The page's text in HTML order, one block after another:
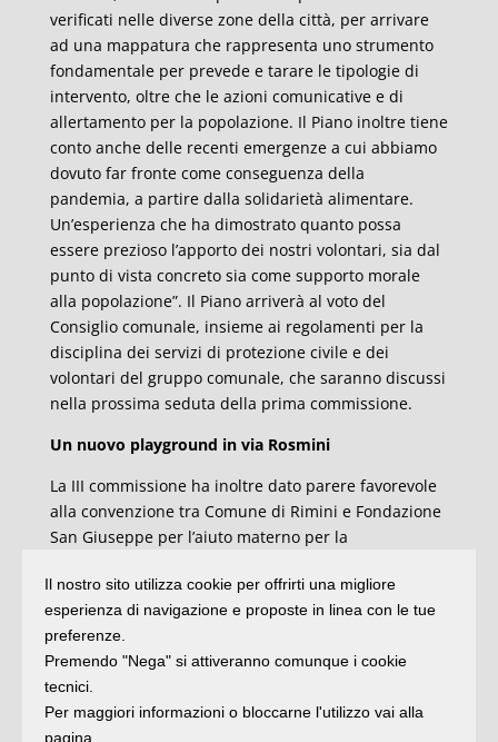
verificati nelle diverse zone della città, per arrivare
ad una mappatura che rappresenta uno strumento
fondamentale per prevede e tarare le tipologie di
intervento, oltre che le azioni comunicative e di
allertamento per la popolazione. Il Piano inoltre tiene
conto anche delle recenti emergenze a cui abbiamo
dovuto far fronte come conseguenza della
pandemia, a partire dalla solidarietà alimentare.
Un’esperienza che ha dimostrato quanto possa
essere prezioso l’apporto dei nostri volontari, sia dal
punto di vista concreto sia come supporto morale
alla popolazione”. Il Piano arriverà al voto del
Consiglio comunale, insieme ai regolamenti per la
disciplina dei servizi di protezione civile e dei
volontari del gruppo comunale, che saranno discussi
nella prossima seduta della prima commissione.
Un nuovo playground in via Rosmini
La III commissione ha inoltre dato parere favorevole
alla convenzione tra Comune di Rimini e Fondazione
San Giuseppe per l’aiuto materno per la
residenziale in via Rosmini, zona Marebello.
L’accordo prevede che all’Amministrazione Comunale
venga ceduta gratuitamente dal soggetto attuatore
un’area pari ad almeno il 55% della superficie. L’area
sarà destinata a verde pubblico ed è prevista
sempre a carico della proprietà la realizzazione di un
Il nostro sito utilizza cookie per offrirti una migliore
esperienza di navigazione e proposte in linea con le tue
preferenze.
Premendo "Nega" si attiveranno comunque i cookie
tecnici.
Per maggiori informazioni o bloccarne l'utilizzo vai alla
pagina.